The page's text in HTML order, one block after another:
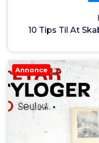
10 Tips Til At
Annonce